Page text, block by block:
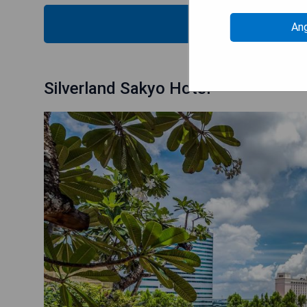
Silverland Sakyo Hotel